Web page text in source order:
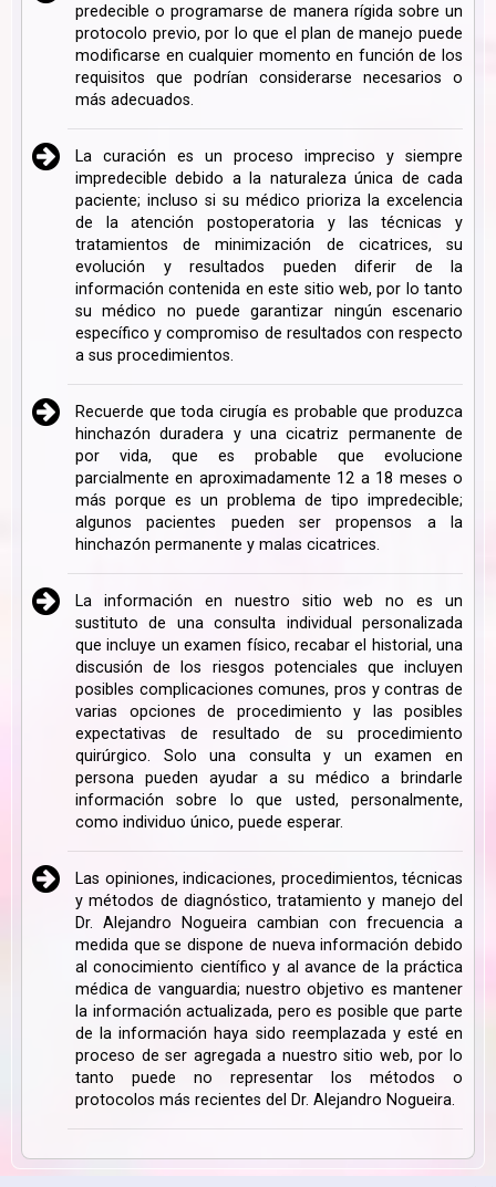
predecible o programarse de manera rígida sobre un
protocolo previo, por lo que el plan de manejo puede
modificarse en cualquier momento en función de los
requisitos que podrían considerarse necesarios o
más adecuados.
La curación es un proceso impreciso y siempre
impredecible debido a la naturaleza única de cada
paciente; incluso si su médico prioriza la excelencia
de la atención postoperatoria y las técnicas y
tratamientos de minimización de cicatrices, su
evolución y resultados pueden diferir de la
información contenida en este sitio web, por lo tanto
su médico no puede garantizar ningún escenario
específico y compromiso de resultados con respecto
a sus procedimientos.
Recuerde que toda cirugía es probable que produzca
hinchazón duradera y una cicatriz permanente de
por vida, que es probable que evolucione
parcialmente en aproximadamente 12 a 18 meses o
más porque es un problema de tipo impredecible;
algunos pacientes pueden ser propensos a la
hinchazón permanente y malas cicatrices.
La información en nuestro sitio web no es un
sustituto de una consulta individual personalizada
que incluye un examen físico, recabar el historial, una
discusión de los riesgos potenciales que incluyen
posibles complicaciones comunes, pros y contras de
varias opciones de procedimiento y las posibles
expectativas de resultado de su procedimiento
quirúrgico. Solo una consulta y un examen en
persona pueden ayudar a su médico a brindarle
información sobre lo que usted, personalmente,
como individuo único, puede esperar.
Las opiniones, indicaciones, procedimientos, técnicas
y métodos de diagnóstico, tratamiento y manejo del
Dr. Alejandro Nogueira cambian con frecuencia a
medida que se dispone de nueva información debido
al conocimiento científico y al avance de la práctica
médica de vanguardia; nuestro objetivo es mantener
la información actualizada, pero es posible que parte
de la información haya sido reemplazada y esté en
proceso de ser agregada a nuestro sitio web, por lo
tanto puede no representar los métodos o
protocolos más recientes del Dr. Alejandro Nogueira.